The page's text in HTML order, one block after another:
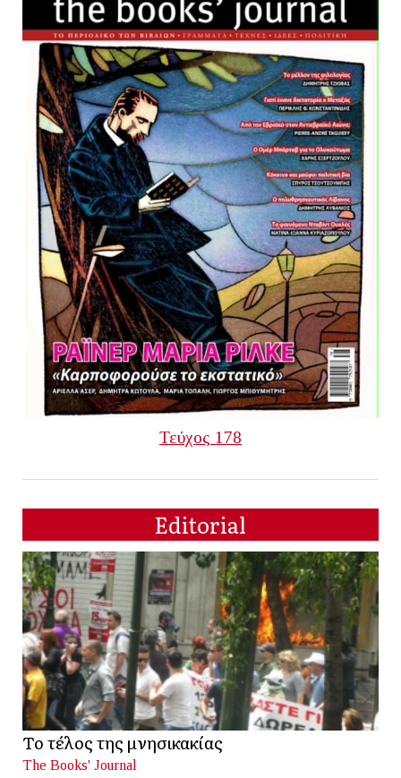
Τεύχος 178
Editorial
Το τέλος της μνησικακίας
The Books' Journal